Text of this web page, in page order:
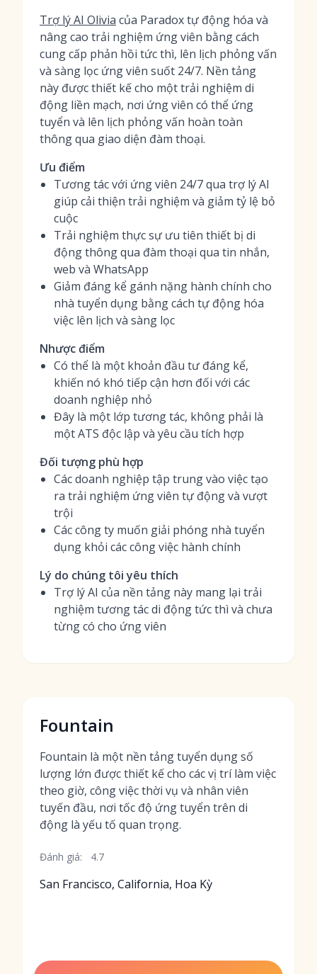
Trợ lý AI Olivia của Paradox tự động hóa và
nâng cao trải nghiệm ứng viên bằng cách
cung cấp phản hồi tức thì, lên lịch phỏng vấn
và sàng lọc ứng viên suốt 24/7. Nền tảng
này được thiết kế cho một trải nghiệm di
động liền mạch, nơi ứng viên có thể ứng
tuyển và lên lịch phỏng vấn hoàn toàn
thông qua giao diện đàm thoại.
Ưu điểm
Tương tác với ứng viên 24/7 qua trợ lý AI
giúp cải thiện trải nghiệm và giảm tỷ lệ bỏ
cuộc
Trải nghiệm thực sự ưu tiên thiết bị di
động thông qua đàm thoại qua tin nhắn,
web và WhatsApp
Giảm đáng kể gánh nặng hành chính cho
nhà tuyển dụng bằng cách tự động hóa
việc lên lịch và sàng lọc
Nhược điểm
Có thể là một khoản đầu tư đáng kể,
khiến nó khó tiếp cận hơn đối với các
doanh nghiệp nhỏ
Đây là một lớp tương tác, không phải là
một ATS độc lập và yêu cầu tích hợp
Đối tượng phù hợp
Các doanh nghiệp tập trung vào việc tạo
ra trải nghiệm ứng viên tự động và vượt
trội
Các công ty muốn giải phóng nhà tuyển
dụng khỏi các công việc hành chính
Lý do chúng tôi yêu thích
Trợ lý AI của nền tảng này mang lại trải
nghiệm tương tác di động tức thì và chưa
từng có cho ứng viên
Fountain
Fountain là một nền tảng tuyển dụng số
lượng lớn được thiết kế cho các vị trí làm việc
theo giờ, công việc thời vụ và nhân viên
tuyến đầu, nơi tốc độ ứng tuyển trên di
động là yếu tố quan trọng.
Đánh giá: 4.7
San Francisco, California, Hoa Kỳ